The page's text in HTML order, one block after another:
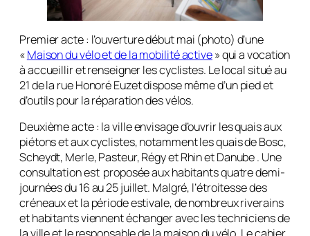
Premier acte: l’ouverture début mai (photo) d’une
«Maison du vélo et de la mobilité active» qui a vocation
à accueillir et renseigner les cyclistes. Le local situé au
21 de la rue Honoré Euzet dispose même d’un pied et
d’outils pour la réparation des vélos.
Deuxième acte: la ville envisage d’ouvrir les quais aux
piétons et aux cyclistes, notamment les quais de Bosc,
Scheydt, Merle, Pasteur, Régy et Rhin et Danube . Une
consultation est proposée aux habitants quatre demi-
journées du 16 au 25 juillet. Malgré, l’étroitesse des
créneaux et la période estivale, de nombreux riverains
et habitants viennent échanger avec les techniciens de